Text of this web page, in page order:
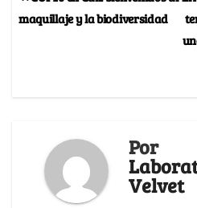
maquillaje y la biodiversidad
Por
Velvet